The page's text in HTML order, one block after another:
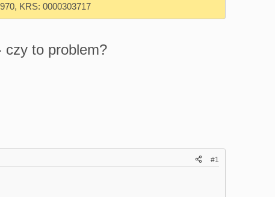
KRS: 0000303717
czy to problem?
#1